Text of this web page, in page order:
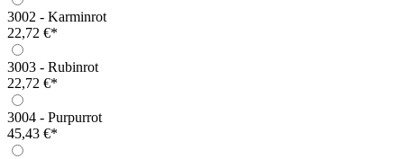
3002 - Karminrot
22,72 €*
3003 - Rubinrot
22,72 €*
3004 - Purpurrot
45,43 €*